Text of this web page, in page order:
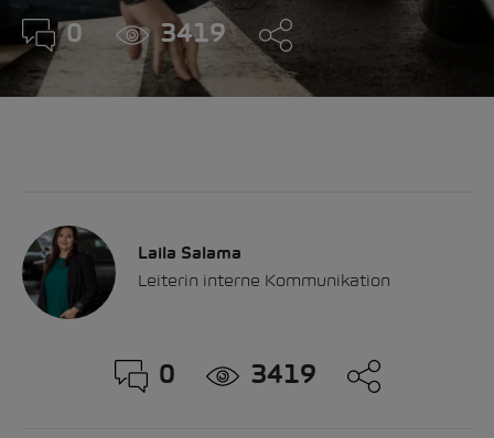
0 3419
Laila Salama
Leiterin interne Kommunikation
0 3419